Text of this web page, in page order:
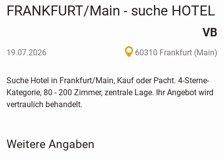
FRANKFURT/Main - suche HOTEL
VB
19.07.2026 60310 Frankfurt (Main)
Suche Hotel in Frankfurt/Main, Kauf oder Pacht. 4-Sterne-
Kategorie, 80 - 200 Zimmer, zentrale Lage. Ihr Angebot wird
vertraulich behandelt.
Weitere Angaben